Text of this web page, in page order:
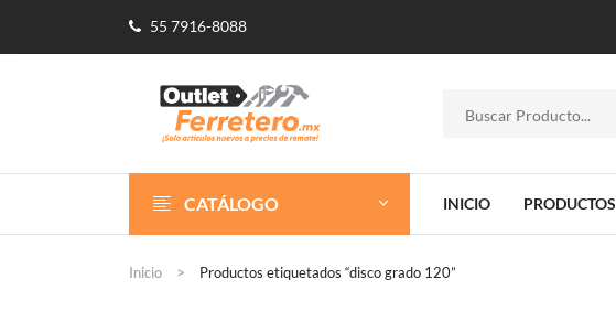
55 7916-8088
CATÁLOGO INICIO PRODUCTOS
Inicio Productos etiquetados “disco grado 120”